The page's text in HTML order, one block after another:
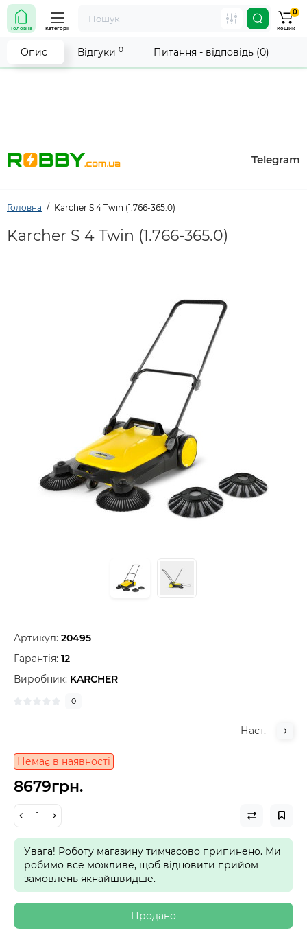
Увага! Роботу магазину тимчасово припинено. Ми
робимо все можливе, щоб відновити прийом
замовлень якнайшвидше.
Telegram
Головна Категорії
0
Кошик
Головна Karcher S 4 Twin (1.766-365.0)
Karcher S 4 Twin (1.766-365.0)
Артикул: 20495
Гарантія: 12
Виробник: KARCHER
0
Наст.
Немає в наявності
8679грн.
Увага! Роботу магазину тимчасово припинено. Ми
робимо все можливе, щоб відновити прийом
замовлень якнайшвидше.
Продано
Опис Відгуки 0 Питання - відповідь (0)